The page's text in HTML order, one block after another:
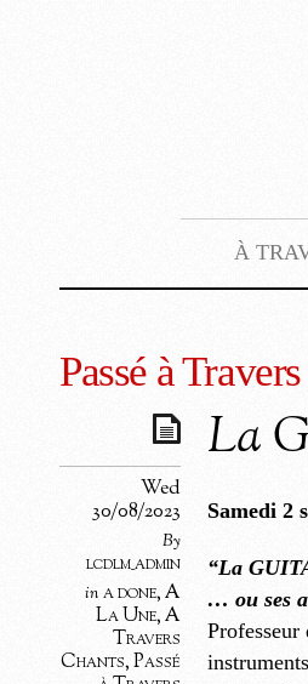
À
Passé à
La
Wed
30/08/2023
By
lcdlm_admin
ina done,A
La Une,A
Travers
Chants,Passé
Samedi 2
“La
… ou ses